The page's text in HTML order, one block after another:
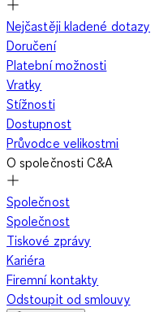
Nejčastěji kladené dotazy
Doručení
Platební možnosti
Vratky
Stížnosti
Dostupnost
Průvodce velikostmi
O společnosti C&A
Společnost
Společnost
Tiskové zprávy
Kariéra
Firemní kontakty
Odstoupit od smlouvy